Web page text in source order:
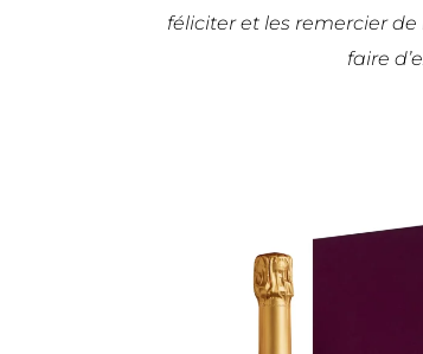
féliciter et les remercier
faire